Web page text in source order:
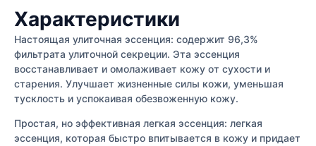
Характеристики
Настоящая улиточная эссенция: содержит 96,3%
фильтрата улиточной секреции. Эта эссенция
восстанавливает и омолаживает кожу от сухости и
старения. Улучшает жизненные силы кожи, уменьшая
тусклость и успокаивая обезвоженную кожу.
Простая, но эффективная легкая эссенция: легкая
эссенция, которая быстро впитывается в кожу и придает